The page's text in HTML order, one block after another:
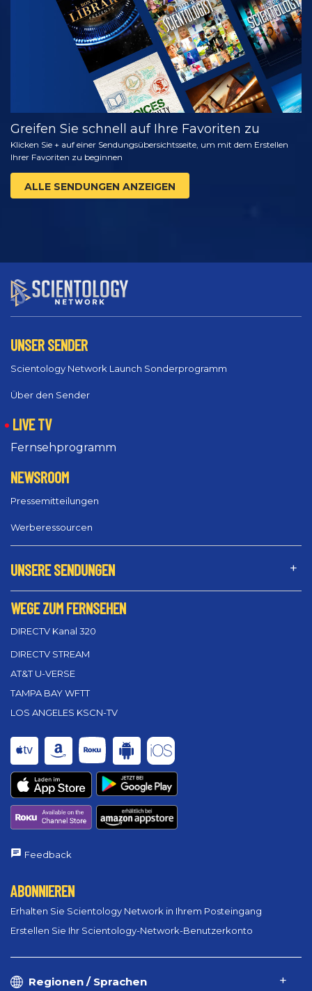
ENTDECKEN
Greifen Sie schnell auf Ihre Favoriten zu
Klicken Sie + auf einer Sendungsübersichtsseite, um mit dem Erstellen
Ihrer Favoriten zu beginnen
ALLE SENDUNGEN ANZEIGEN
UNSER SENDER
Scientology Network Launch Sonderprogramm
Über den Sender
LIVE TV
Fernsehprogramm
NEWSROOM
Pressemitteilungen
Werberessourcen
UNSERE SENDUNGEN
WEGE ZUM FERNSEHEN
DIRECTV Kanal 320
DIRECTV STREAM
AT&T U-VERSE
TAMPA BAY WFTT
LOS ANGELES KSCN-TV
Feedback
ABONNIEREN
Erhalten Sie Scientology Network in Ihrem Posteingang
Erstellen Sie Ihr Scientology-Network-Benutzerkonto
Regionen / Sprachen